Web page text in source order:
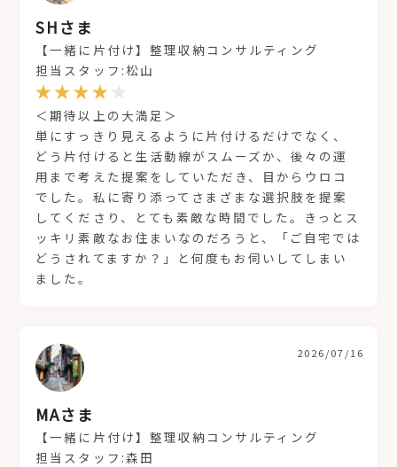
SHさま
【一緒に片付け】整理収納コンサルティング
担当スタッフ:松山
＜期待以上の大満足＞
単にすっきり見えるように片付けるだけでなく、
どう片付けると生活動線がスムーズか、後々の運
用まで考えた提案をしていただき、目からウロコ
でした。私に寄り添ってさまざまな選択肢を提案
してくださり、とても素敵な時間でした。きっとス
ッキリ素敵なお住まいなのだろうと、「ご自宅では
どうされてますか？」と何度もお伺いしてしまい
ました。
MAさま
2026/07/16
【一緒に片付け】整理収納コンサルティング
担当スタッフ:森田